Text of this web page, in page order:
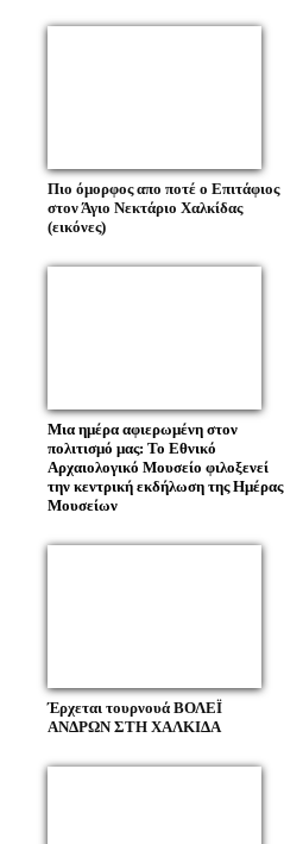
Πιο όμορφος απο ποτέ ο Επιτάφιος
στον Άγιο Νεκτάριο Χαλκίδας
(εικόνες)
Μια ημέρα αφιερωμένη στον
πολιτισμό μας: Το Εθνικό
Αρχαιολογικό Μουσείο φιλοξενεί
την κεντρική εκδήλωση της Ημέρας
Μουσείων
Έρχεται τουρνουά ΒΟΛΕΪ
ΑΝΔΡΩΝ ΣΤΗ ΧΑΛΚΙΔΑ